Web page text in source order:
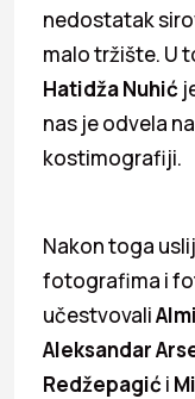
nedostatak
malo tržište. U
Hatidža Nuhić
nas je odvela
kostimografiji.
Nakon toga
fotografima i
učestvovali
Aleksandar
Redžepagić i